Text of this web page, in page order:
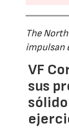
The
impulsan
VF
sus